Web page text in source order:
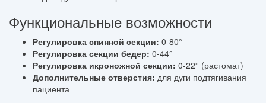
Функциональные возможности
Регулировка спинной секции: 0-80°
Регулировка секции бедер: 0-44°
Регулировка икроножной секции: 0-22° (растомат)
Дополнительные отверстия: для дуги подтягивания
пациента